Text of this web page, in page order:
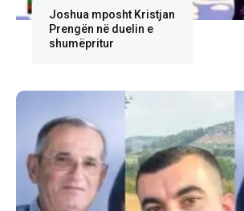
Joshua mposht Kristjan
Prengën në duelin e
shumëpritur